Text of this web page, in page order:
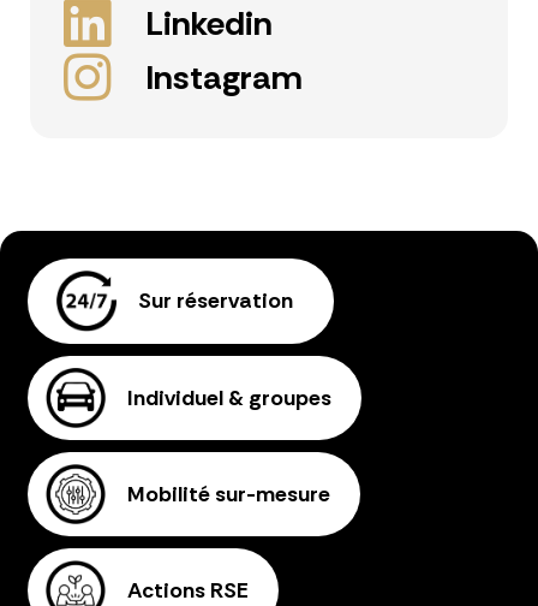
Linkedin
Instagram
Sur réservation
Individuel & groupes
Mobilité sur-mesure
Actions RSE